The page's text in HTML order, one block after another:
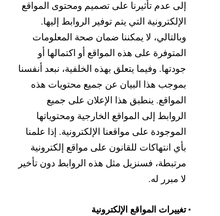
إلى عدم تأثيرنا على تصميم ومحتوى المواقع
الإلكترونية التي يتم توفير الروابط إليها.
وبالتالي، لا يمكننا ضمان صحة المعلومات
المتوفرة على هذه المواقع أو اكتمالها أو
جودتها. وفيما يتعلق بهذه الخلفية، نبعد أنفسنا
بموجب هذا البيان عن جميع محتويات هذه
المواقع. ينطبق هذا الإعلان على جميع
الروابط إلى المواقع الخارجية ومحتوياتها
الموجودة على مواقعنا الإلكترونية. إذا علمنا
بأي انتهاكات للقانون على مواقع إلكترونية
مرتبطة، فسنزيل مثل هذه الروابط دون تأخير
لا مبرر له.
تغييرات المواقع الإلكترونية